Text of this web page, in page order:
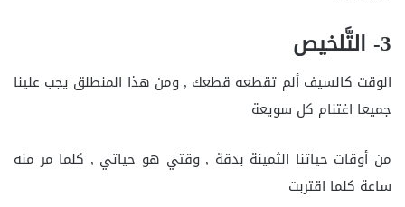
3- التَّلخيص
الوقت كالسيف ألم تقطعه قطعك , ومن هذا المنطلق يجب علينا
جميعا اغتنام كل سويعة
من أوقات حياتنا الثمينة بدقة , وقتي هو حياتي , كلما مر منه
ساعة كلما اقتربت